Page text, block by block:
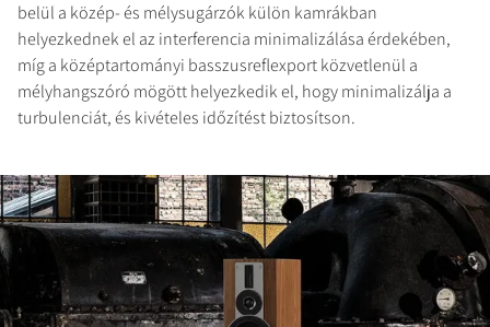
belül a közép- és mélysugárzók külön kamrákban
helyezkednek el az interferencia minimalizálása érdekében,
míg a középtartományi basszusreflexport közvetlenül a
mélyhangszóró mögött helyezkedik el, hogy minimalizálja a
turbulenciát, és kivételes időzítést biztosítson.